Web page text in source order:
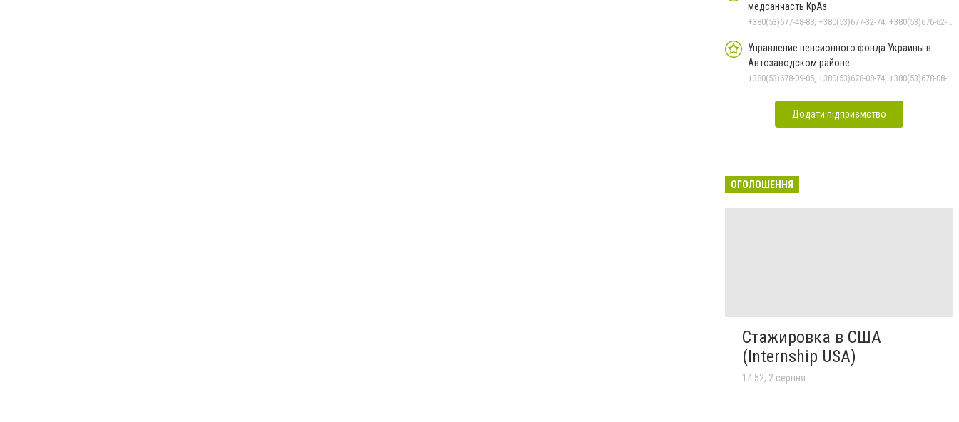
медсанчасть КрАз
+380(53)677-48-88, +380(53)677-32-74, +380(53)676-62-99, +380536766187
Управление пенсионного фонда Украины в
Автозаводском районе
+380(53)678-09-05, +380(53)678-08-74, +380(53)678-08-83, +380(53)678-08-41, +380(53)678-08-86
Додати підприємство
ОГОЛОШЕННЯ
Стажировка в США
(Internship USA)
14:52, 2 серпня